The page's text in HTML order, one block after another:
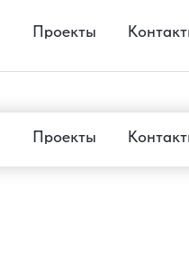
Проекты
Проекты